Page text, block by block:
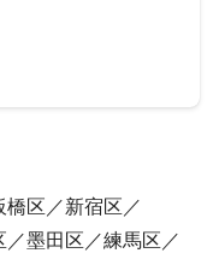
がとてもスムーズに
橋区
新宿区
墨田区
練馬区